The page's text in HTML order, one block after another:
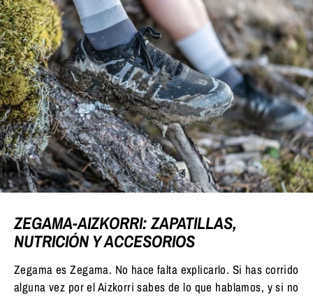
ZEGAMA-AIZKORRI: ZAPATILLAS,
NUTRICIÓN Y ACCESORIOS
Zegama es Zegama. No hace falta explicarlo. Si has corrido
alguna vez por el Aizkorri sabes de lo que hablamos, y si no